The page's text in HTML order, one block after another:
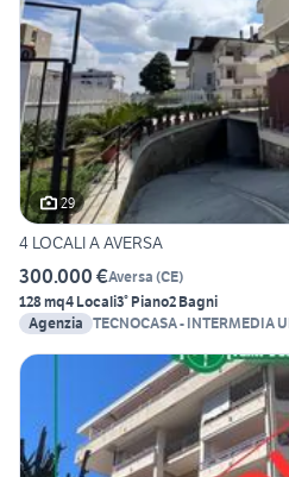
29
4 LOCALI A AVERSA
300.000 €Aversa (CE)
128 mq4 Locali3° Piano2 Bagni
Agenzia TECNOCASA - INTERMEDIA